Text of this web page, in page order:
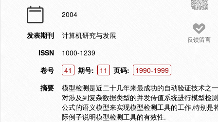
反馈留言
2004
发表期刊
计算机研究与发展
ISSN
1000-1239
卷号
41 期号: 11 页码:
1990-1999
摘要
模型检测是近二十几年来最成功的自动验证技术之
对涉及到复杂数据类型的并发传值系统进行模型检
公式的语义模型来实现模型检测工具的工作,特别
际例子说明模型检测工具的有效性.